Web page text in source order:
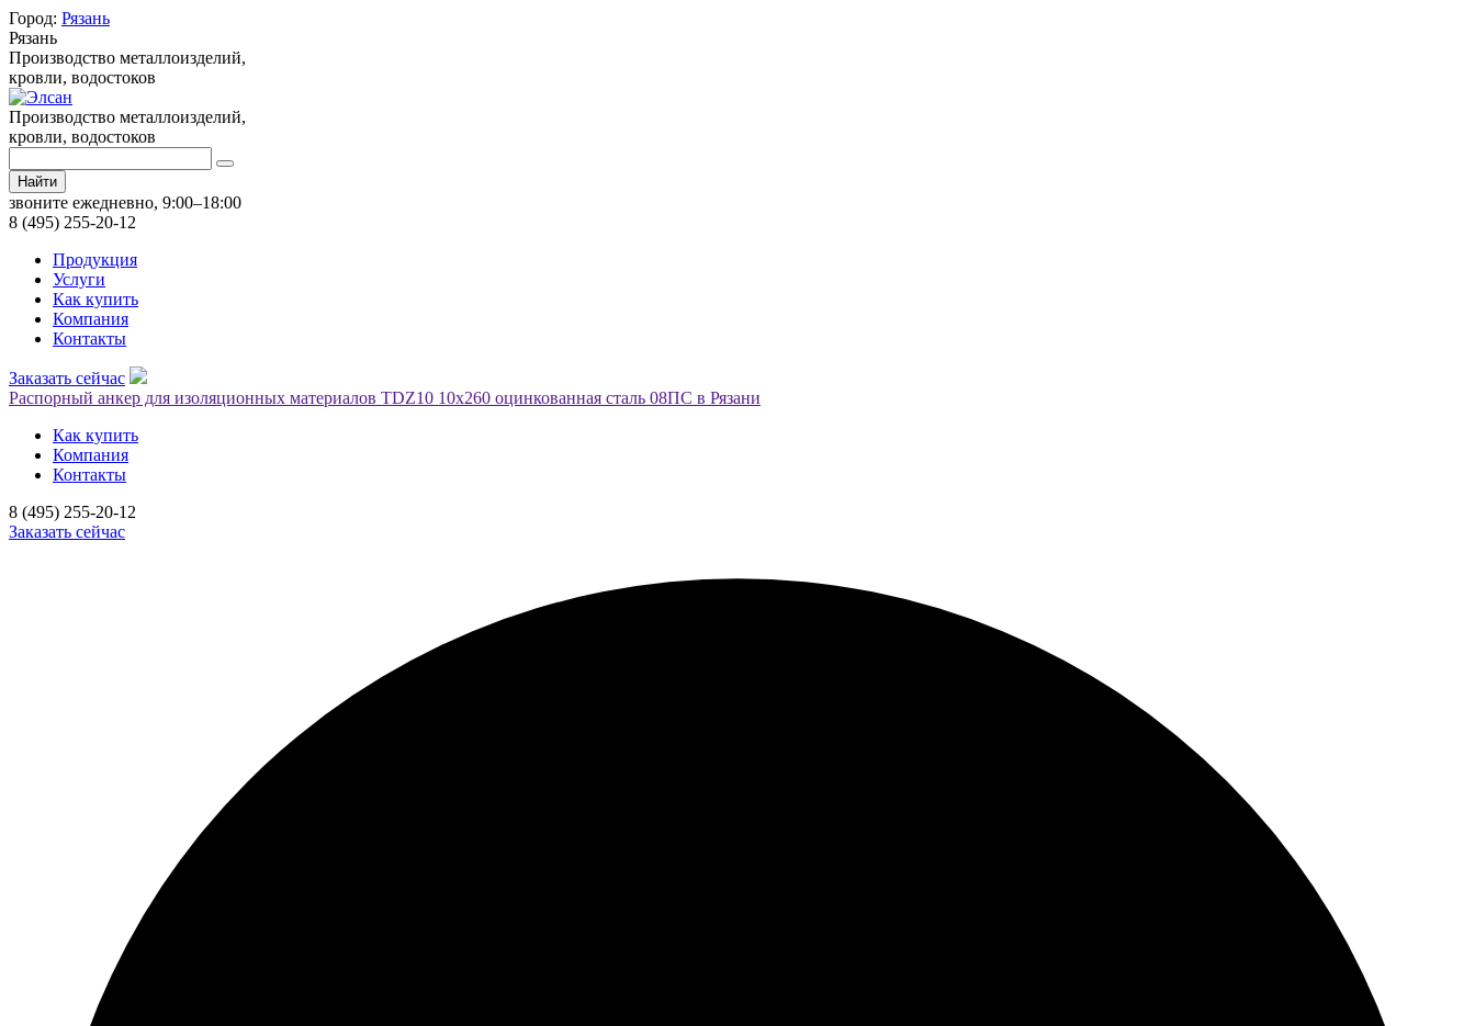
Город: Рязань
Рязань
Производство металлоизделий,
кровли, водостоков
Производство металлоизделий,
кровли, водостоков
Найти
звоните ежедневно, 9:00–18:00
8 (495) 255-20-12
Продукция
Услуги
Как купить
Компания
Контакты
Заказать сейчас
Распорный анкер для изоляционных материалов TDZ10 10х260 оцинкованная сталь 08ПС в Рязани
Как купить
Компания
Контакты
8 (495) 255-20-12
Заказать сейчас